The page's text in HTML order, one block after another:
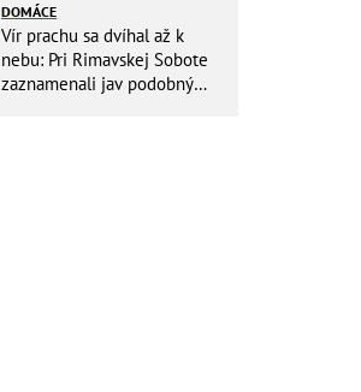
DOMÁCE
Vír prachu sa dvíhal až k
nebu: Pri Rimavskej Sobote
zaznamenali jav podobný